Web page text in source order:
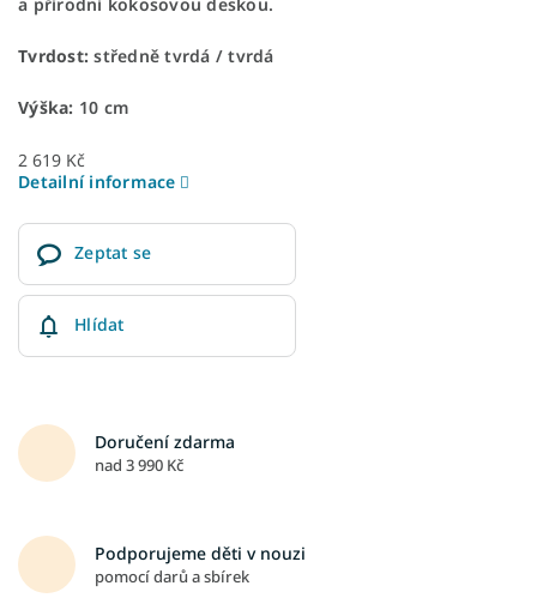
Tvrdost: středně tvrdá / tvrdá
Výška: 10 cm
2 619 Kč
Detailní informace
Zeptat se
Hlídat
Doručení zdarma
nad 3 990 Kč
Podporujeme děti v nouzi
pomocí darů a sbírek